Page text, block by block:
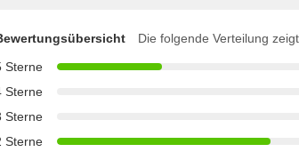
Die folgende Verteilung
Sterne
Sterne
Sterne
Sterne